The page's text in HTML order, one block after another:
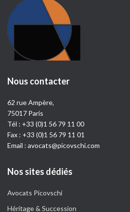
Nous contacter
62 rue Ampère,
75017 Paris
Tél : +33 (0)1 56 79 11 00
Fax : +33 (0)1 56 79 11 01
Email : avocats@picovschi.com
Nos sites dédiés
Avocats Picovschi
Héritage & Succession